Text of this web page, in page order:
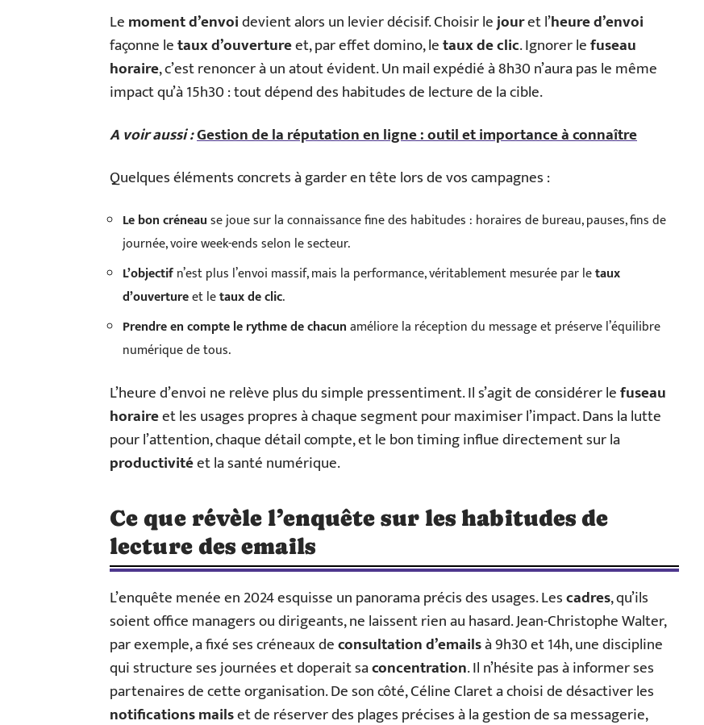
Lemoment d’envoidevient alors un levier décisif. Choisir lejouret l’heure d’envoi
façonne letaux d’ouvertureet, par effet domino, letaux de clic. Ignorer lefuseau
horaire, c’est renoncer à un atout évident. Un mail expédié à 8h30 n’aura pas le même
impact qu’à 15h30 : tout dépend des habitudes de lecture de la cible.
A voir aussi :Gestion de la réputation en ligne : outil et importance à connaître
Quelques éléments concrets à garder en tête lors de vos campagnes :
Le bon créneause joue sur la connaissance fine des habitudes : horaires de bureau, pauses, fins de
journée, voire week-ends selon le secteur.
L’objectifn’est plus l’envoi massif, mais la performance, véritablement mesurée par letaux
d’ouvertureet letaux de clic.
Prendre en compte le rythme de chacunaméliore la réception du message et préserve l’équilibre
numérique de tous.
L’heure d’envoi ne relève plus du simple pressentiment. Il s’agit de considérer lefuseau
horaireet les usages propres à chaque segment pour maximiser l’impact. Dans la lutte
pour l’attention, chaque détail compte, et le bon timing influe directement sur la
productivitéet la santé numérique.
Ce que révèle l’enquête sur les habitudes de
lecture des emails
L’enquête menée en 2024 esquisse un panorama précis des usages. Lescadres, qu’ils
soient office managers ou dirigeants, ne laissent rien au hasard. Jean-Christophe Walter,
par exemple, a fixé ses créneaux deconsultation d’emailsà 9h30 et 14h, une discipline
qui structure ses journées et doperait saconcentration. Il n’hésite pas à informer ses
partenaires de cette organisation. De son côté, Céline Claret a choisi de désactiver les
notifications mailset de réserver des plages précises à la gestion de sa messagerie,